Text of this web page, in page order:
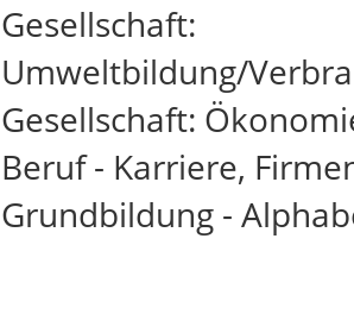
Gesellschaft:
Umweltbildung/
Gesellschaft:
Beruf - Karriere,
Grundbildung -